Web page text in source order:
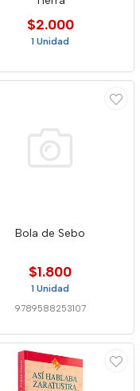
$2.000
1 Unidad
Bola de Sebo
$1.800
1 Unidad
9789588253107